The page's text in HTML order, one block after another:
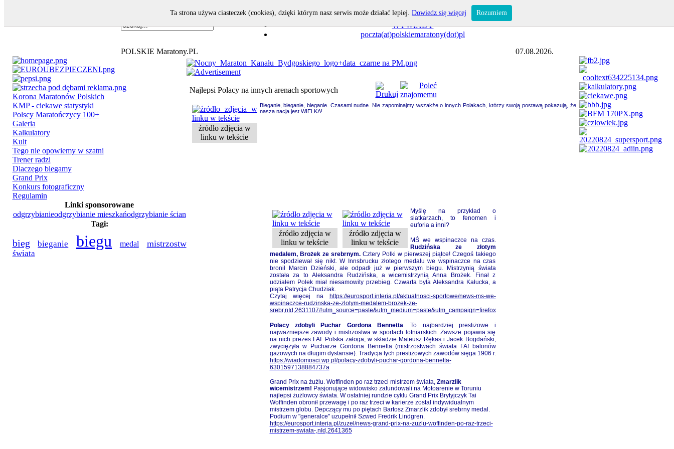
OPOWIEDZ I TY!
WYWIADY
poczta(at)polskiemaratony(dot)pl
POLSKIE Maratony.PL
07.08.2026.
Korona Maratonów Polskich
KMP - ciekawe statystyki
Polscy Maratończycy 100+
Galeria
Kalkulatory
Kult
Tego nie opowiemy w szatni
Trener radzi
Dlaczego biegamy
Grand Prix
Konkurs fotograficzny
Regulamin
Linki sponsorowane
odgrzybianieodgrzybianie mieszkańodgrzybianie ścian
Tagi:
bieg bieganie biegu medal
mistrzostw
świata
Najlepsi Polacy na innych arenach sportowych
źródło zdjęcia w
linku w tekście
Bieganie, bieganie, bieganie. Czasami nudne. Nie zapominajmy wszakże o innych Polakach, którzy swoją postawą pokazują, że
nasza nacja jest WIELKA!
źródło zdjęcia w
linku w tekście
źródło zdjęcia w
linku w tekście
Myślę na przykład o
siatkarzach, to fenomen i
euforia a inni?
MŚ we wspinaczce na czas.
Rudzińska ze złotym
medalem, Brożek ze srebrnym.Cztery Polki w pierwszej piątce! Czegoś takiego
nie spodziewał się nikt. W Innsbrucku złotego medalu we wspinaczce na czas
bronił Marcin Dzieński, ale odpadł już w pierwszym biegu. Mistrzynią świata
została za to Aleksandra Rudzińska, a wicemistrzynią Anna Brożek. Finał z
udziałem Polek miał niesamowity przebieg. Czwarta była Aleksandra Kałucka, a
piąta Patrycja Chudziak.
Czytaj więcej na
https://eurosport.interia.pl/aktualnosci-sportowe/news-ms-we-
wspinaczce-rudzinska-ze-zlotym-medalem-brozek-ze-
srebr,nId,2631107#utm_source=paste&utm_medium=paste&utm_campaign=firefox
Polacy zdobyli Puchar Gordona Bennetta. To najbardziej prestiżowe i
najważniejsze zawody i mistrzostwa w sportach lotniarskich. Zawsze pojawia się
na nich prezes FAI. Polska załoga, w składzie Mateusz Rękas i Jacek Bogdański,
zwyciężyła w Pucharze Gordona Bennetta (mistrzostwach świata FAI balonów
gazowych na długim dystansie). Tradycja tych prestiżowych zawodów sięga 1906 r.
https://wiadomosci.wp.pl/polacy-zdobyli-puchar-gordona-bennetta-
6301597138884737a
Grand Prix na żużlu. Woffinden po raz trzeci mistrzem świata, Zmarzlik
wicemistrzem! Pasjonujące widowisko zafundowali na Motoarenie w Toruniu
najlepsi żużlowcy świata. W ostatniej rundzie cyklu Grand Prix Brytyjczyk Tai
Woffinden obronił przewagę i po raz trzeci w karierze został indywidualnym
mistrzem globu. Depczący mu po piętach Bartosz Zmarzlik zdobył srebrny medal.
Podium w "generalce" uzupełnił Szwed Fredrik Lindgren.
https://eurosport.interia.pl/zuzel/news-grand-prix-na-zuzlu-woffinden-po-raz-trzeci-
mistrzem-swiata-,nId,2641365
Ta strona używa ciasteczek (cookies), dzięki którym nasz serwis może działać lepiej. Dowiedz się więcej Rozumiem